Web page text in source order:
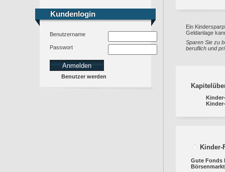
Kundenlogin
Kundenlogin
Benutzername
Passwort
Benutzer werden
Ein
Geldanlage
Sparen Sie zu
beruflich und
Kinder-
Gute Fonds